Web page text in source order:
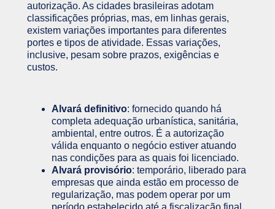
autorização. As cidades brasileiras adotam
classificações próprias, mas, em linhas gerais,
existem variações importantes para diferentes
portes e tipos de atividade. Essas variações,
inclusive, pesam sobre prazos, exigências e
custos.
Alvará definitivo: fornecido quando há
completa adequação urbanística, sanitária,
ambiental, entre outros. É a autorização
válida enquanto o negócio estiver atuando
nas condições para as quais foi licenciado.
Alvará provisório: temporário, liberado para
empresas que ainda estão em processo de
regularização, mas podem operar por um
período estabelecido até a fiscalização final.